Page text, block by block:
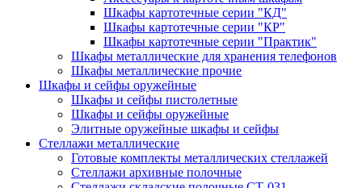
Шкафы картотечные серии "КД"
Шкафы картотечные серии "КР"
Шкафы картотечные серии "Практик"
Шкафы металлические для хранения телефонов
Шкафы металлические прочие
Шкафы и сейфы оружейные
Шкафы и сейфы пистолетные
Шкафы и сейфы оружейные
Элитные оружейные шкафы и сейфы
Стеллажи металлические
Готовые комплекты металлических стеллажей
Стеллажи архивные полочные